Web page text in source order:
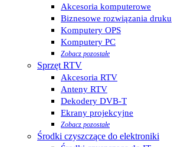
Akcesoria komputerowe
Biznesowe rozwiązania druku
Komputery OPS
Komputery PC
Zobacz pozostałe
Sprzęt RTV
Akcesoria RTV
Anteny RTV
Dekodery DVB-T
Ekrany projekcyjne
Zobacz pozostałe
Środki czyszczące do elektroniki